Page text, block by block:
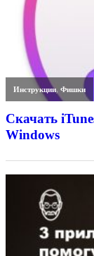
Инструкции,Фишки
Скачать
Windows